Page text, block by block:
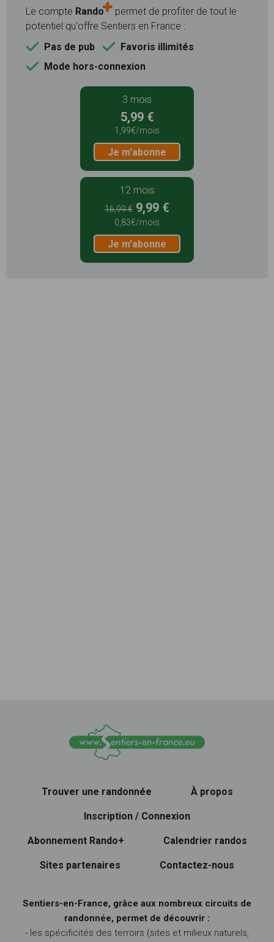
Le compte Rando
permet de profiter de tout le
potentiel qu'offre Sentiers en France :
Pas de pub
Favoris illimités
Mode hors-connexion
3 mois
5,99 €
1,99€/mois
Je m'abonne
12 mois
16,99 € 9,99 €
0,83€/mois
Je m'abonne
Trouver une randonnée À propos
Inscription / Connexion
Abonnement Rando+ Calendrier randos
Sites partenaires Contactez-nous
Sentiers-en-France, grâce aux nombreux circuits de
randonnée, permet de découvrir :
- les spécificités des terroirs (sites et milieux naturels,